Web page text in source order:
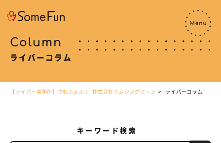
Column
ライバーコラム
【ライバー事務所】さむふぁん！| 株式会社サムシングファン ライバーコラム
キーワード検索